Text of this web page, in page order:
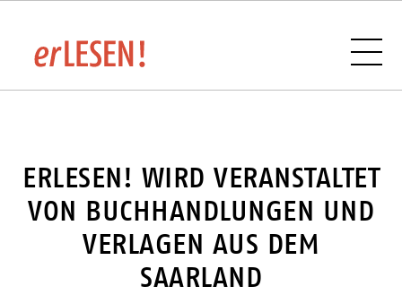
BUCHHANDLUNGEN UND VERLAGE IM
ERLESEN! WIRD VERANSTALTET
VON BUCHHANDLUNGEN UND
VERLAGEN AUS DEM
SAARLAND